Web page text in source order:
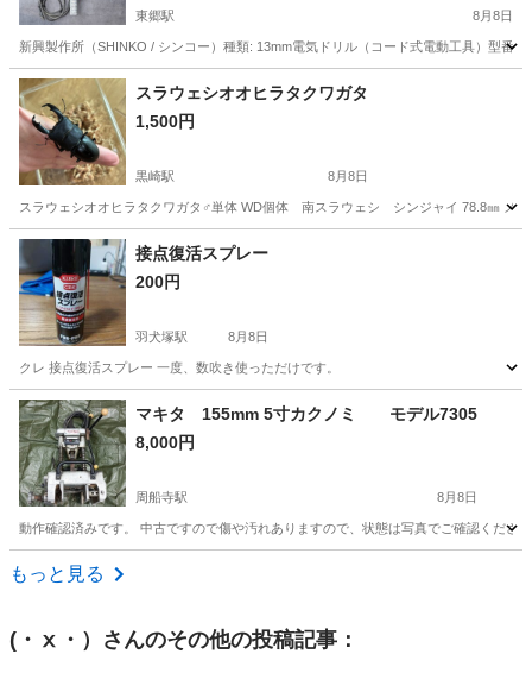
東郷駅 8月8日
新興製作所（SHINKO / シンコー）種類: 13mm電気ドリル（コード式電動工具）型番
福岡 宗像市 東郷駅 その他
スラウェシオオヒラタクワガタ
1,500円
黒崎駅 8月8日
スラウェシオオヒラタクワガタ♂単体 WD個体 南スラウェシ シンジャイ 78.8㎜ メ
福岡 北九州市 黒崎駅 その他
接点復活スプレー
200円
羽犬塚駅 8月8日
クレ 接点復活スプレー 一度、数吹き使っただけです。
福岡 八女市 羽犬塚駅 スプレー
マキタ 155mm 5寸カクノミ モデル7305
8,000円
周船寺駅 8月8日
動作確認済みです。 中古ですので傷や汚れありますので、状態は写真でご確認くださ
福岡 福岡市
もっと見る
(・ⅹ・） さんのその他の投稿記事：